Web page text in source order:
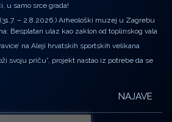
u samo srce grada!
– 2.8.2026.) Arheološki muzej u Zagrebu
Besplatan ulaz kao zaklon od toplinskog vala
na Aleji hrvatskih sportskih velikana
svoju priču”, projekt nastao iz potrebe da se
NAJAVE